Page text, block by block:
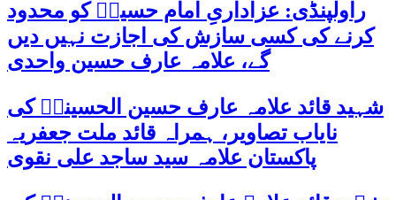
راولپنڈی: عزاداریِ امام حسینؑ کو محدود
کرنے کی کسی سازش کی اجازت نہیں دیں
گے، علامہ عارف حسین واحدی
شہید قائد علامہ عارف حسین الحسینیؒ کی
نایاب تصاویر، ہمراہ قائد ملت جعفریہ
پاکستان علامہ سید ساجد علی نقوی